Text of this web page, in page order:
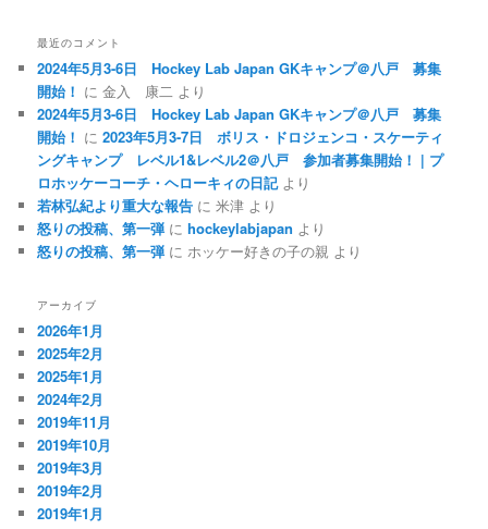
最近のコメント
2024年5月3-6日 Hockey Lab Japan GKキャンプ＠八戸 募集
開始！ に金入 康二 より
2024年5月3-6日 Hockey Lab Japan GKキャンプ＠八戸 募集
開始！ に2023年5月3-7日 ボリス・ドロジェンコ・スケーティ
ングキャンプ レベル1&レベル2＠八戸 参加者募集開始！ | プ
ロホッケーコーチ・ヘローキィの日記より
若林弘紀より重大な報告 に米津 より
怒りの投稿、第一弾 にhockeylabjapan より
怒りの投稿、第一弾 にホッケー好きの子の親 より
アーカイブ
2026年1月
2025年2月
2025年1月
2024年2月
2019年11月
2019年10月
2019年3月
2019年2月
2019年1月